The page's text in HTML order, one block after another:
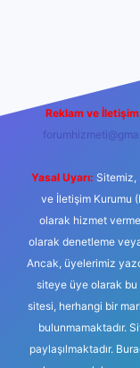
Reklam ve
Yasal Uyarı: Sitemiz,
ve İletişim Kurumu
olarak hizmet
olarak denetleme
Ancak, üyelerimiz
siteye üye olarak bu
sitesi, herhangi bir
bulunmamaktadır.
paylaşılmaktadır.